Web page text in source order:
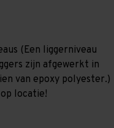
(Een liggerniveau
zijn afgewerkt in
van epoxy polyester.)
locatie!